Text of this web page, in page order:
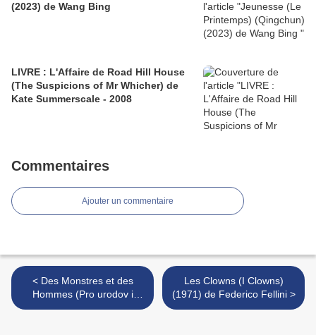
(2023) de Wang Bing
LIVRE : L'Affaire de Road Hill House
(The Suspicions of Mr Whicher) de
Kate Summerscale - 2008
Commentaires
Ajouter un commentaire
< Des Monstres et des
Hommes (Pro urodov i
lyudey) (1998) d'Aleksei
Les Clowns (I Clowns)
(1971) de Federico Fellini >